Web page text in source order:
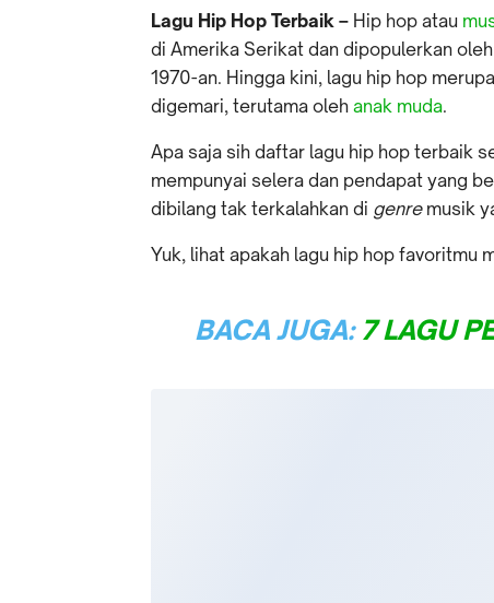
Lagu Hip Hop Terbaik – Hip hop atau
di Amerika Serikat dan dipopulerkan
1970-an. Hingga kini, lagu hip hop
digemari, terutama oleh anak muda.
Apa saja sih daftar lagu hip hop terbaik
mempunyai selera dan pendapat yang
dibilang tak terkalahkan di genremusik
Yuk, lihat apakah lagu hip hop favoritmu
BACA JUGA: 7 LAGU